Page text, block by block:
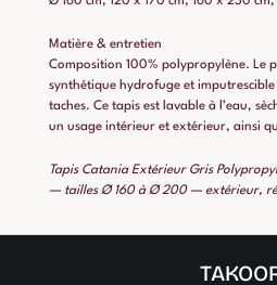
Matière & entretien
Composition 100% polypropylène. Le
synthétique hydrofuge et
taches. Ce tapis est lavable à l’eau,
un usage intérieur et extérieur, ainsi
Tapis Catania Extérieur Gris
— tailles Ø 160 à Ø 200 — extérieur,